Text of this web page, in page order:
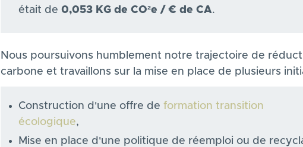
était de 0,053 KG de CO²e / € de CA.
Nous poursuivons humblement notre trajectoire de
carbone et travaillons sur la mise en place de plusieurs
Construction d'une offre de formation transition
écologique,
Mise en place d'une politique de réemploi ou de